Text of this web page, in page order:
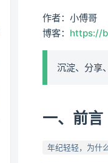
作者：小傅哥
博客： https://
沉淀、分享
一、前言
年纪轻轻，为什